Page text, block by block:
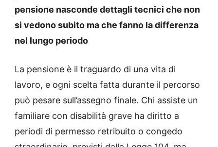
pensione nasconde dettagli tecnici che non
si vedono subito ma che fanno la differenza
nel lungo periodo
La pensione è il traguardo di una vita di
lavoro, e ogni scelta fatta durante il percorso
può pesare sull’assegno finale. Chi assiste un
familiare con disabilità grave ha diritto a
periodi di permesso retribuito o congedo